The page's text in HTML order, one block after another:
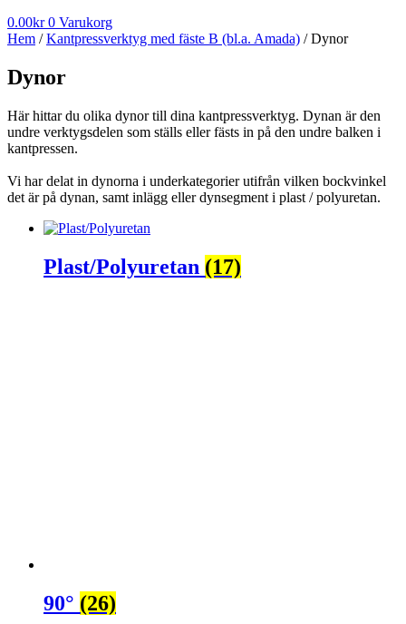
0.00kr 0 Varukorg
Hem /Kantpressverktyg med fäste B (bl.a. Amada) / Dynor
Dynor
Här hittar du olika dynor till dina kantpressverktyg. Dynan är den
undre verktygsdelen som ställs eller fästs in på den undre balken i
kantpressen.
Vi har delat in dynorna i underkategorier utifrån vilken bockvinkel
det är på dynan, samt inlägg eller dynsegment i plast / polyuretan.
Plast/Polyuretan (17)
90° (26)